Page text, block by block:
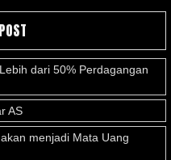
dari 50% Perdagangan
AS
menjadi Mata Uang